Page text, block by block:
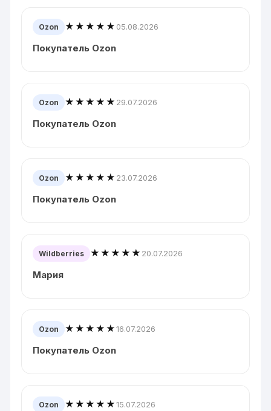
Ozon ★★★★★ 05.08.2026
Покупатель Ozon
Ozon ★★★★★ 29.07.2026
Покупатель Ozon
Ozon ★★★★★ 23.07.2026
Покупатель Ozon
Wildberries ★★★★★ 20.07.2026
Мария
Ozon ★★★★★16.07.2026
Покупатель Ozon
Ozon ★★★★★15.07.2026